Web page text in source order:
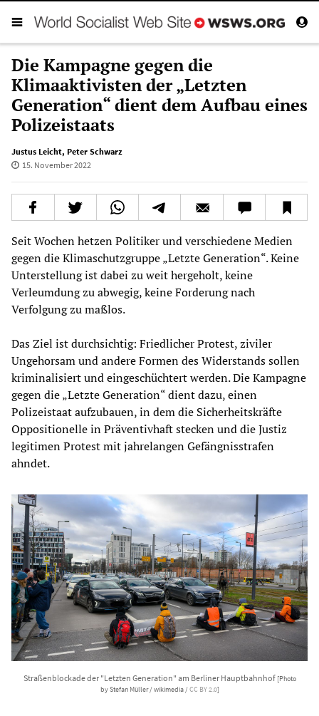
Die Kampagne gegen die
Klimaaktivisten der „Letzten
Generation“ dient dem Aufbau eines
Polizeistaats
Justus Leicht, Peter Schwarz
15. November 2022
Seit Wochen hetzen Politiker und verschiedene Medien
gegen die Klimaschutzgruppe „Letzte Generation“. Keine
Unterstellung ist dabei zu weit hergeholt, keine
Verleumdung zu abwegig, keine Forderung nach
Verfolgung zu maßlos.
Das Ziel ist durchsichtig: Friedlicher Protest, ziviler
Ungehorsam und andere Formen des Widerstands sollen
kriminalisiert und eingeschüchtert werden. Die Kampagne
gegen die „Letzte Generation“ dient dazu, einen
Polizeistaat aufzubauen, in dem die Sicherheitskräfte
Oppositionelle in Präventivhaft stecken und die Justiz
legitimen Protest mit jahrelangen Gefängnisstrafen
ahndet.
Straßenblockade der "Letzten Generation" am Berliner Hauptbahnhof [Photo
by Stefan Müller / wikimedia /CC BY 2.0]